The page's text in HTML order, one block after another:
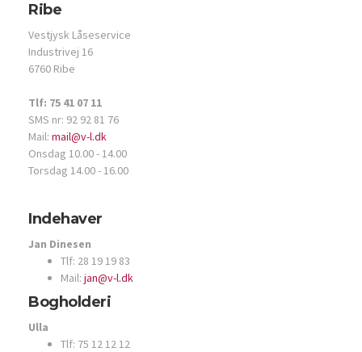
Ribe
Vestjysk Låseservice
Industrivej 16
6760 Ribe
Tlf: 75 41 07 11
SMS nr: 92 92 81 76
Mail: mail@v-l.dk
Onsdag 10.00 - 14.00
Torsdag 14.00 - 16.00
Indehaver
Jan Dinesen
Tlf: 28 19 19 83
Mail: jan@v-l.dk
Bogholderi
Ulla
Tlf: 75 12 12 12